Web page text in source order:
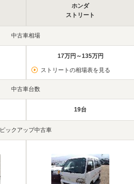
ホンダ
ストリート
中古車相場
17万円～135万円
ストリートの相場表を見る
中古車台数
19台
ピックアップ中古車